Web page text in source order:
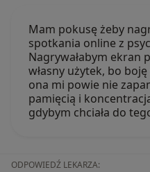
Mam pokusę żeby
spotkania online z
Nagrywałabym ekran
własny użytek, bo
ona mi powie nie
pamięcią i
gdybym chciała do
ODPOWIEDŹ LEKARZA: